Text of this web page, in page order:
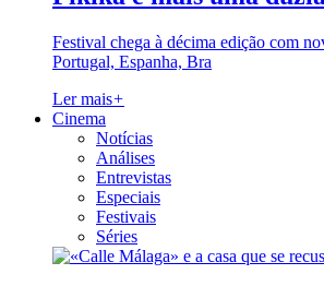
Festival chega à décima edição com
Portugal, Espanha, Bra
Ler mais+
Cinema
Notícias
Análises
Entrevistas
Especiais
Festivais
Séries